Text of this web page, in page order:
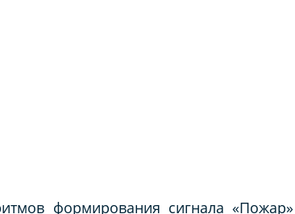
формирования сигнала